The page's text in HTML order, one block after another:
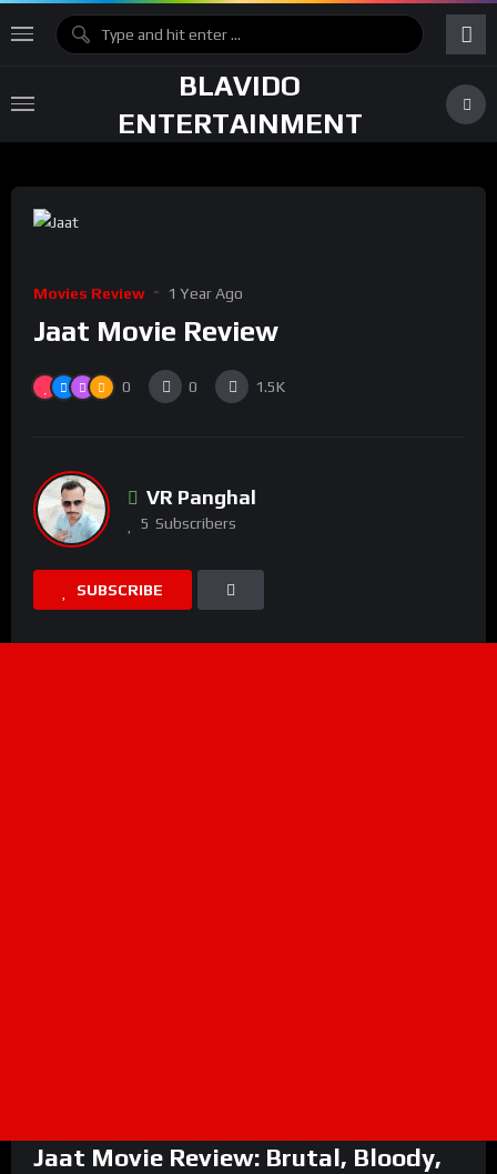
BLAVIDO
ENTERTAINMENT
Movies Review 1 Year Ago
Jaat Movie Review
0 0 1.5K
VR Panghal
5 Subscribers
SUBSCRIBE
Jaat Movie Review: Brutal, Bloody,